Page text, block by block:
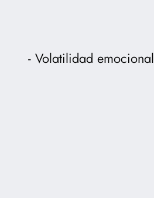
Volatilidad emocional